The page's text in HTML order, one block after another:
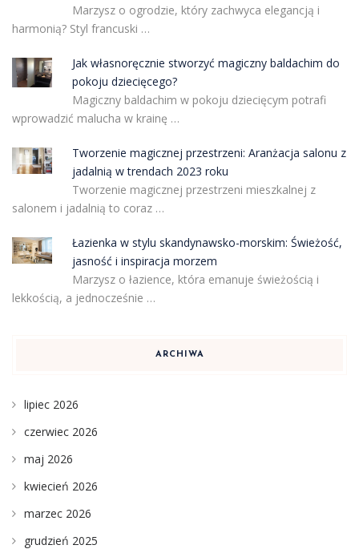
Marzysz o ogrodzie, który zachwyca elegancją i
harmonią? Styl francuski …
Jak własnoręcznie stworzyć magiczny baldachim do
pokoju dziecięcego?
Magiczny baldachim w pokoju dziecięcym potrafi
wprowadzić malucha w krainę …
Tworzenie magicznej przestrzeni: Aranżacja salonu z
jadalnią w trendach 2023 roku
Tworzenie magicznej przestrzeni mieszkalnej z
salonem i jadalnią to coraz …
Łazienka w stylu skandynawsko-morskim: Świeżość,
jasność i inspiracja morzem
Marzysz o łazience, która emanuje świeżością i
lekkością, a jednocześnie …
ARCHIWA
lipiec 2026
czerwiec 2026
maj 2026
kwiecień 2026
marzec 2026
grudzień 2025